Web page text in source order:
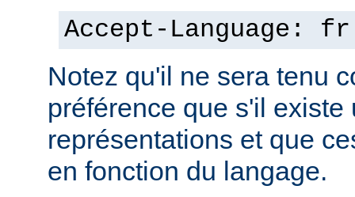
Accept-Language: fr
Notez qu'il ne sera tenu
préférence que s'il existe
représentations et que
en fonction du langage.